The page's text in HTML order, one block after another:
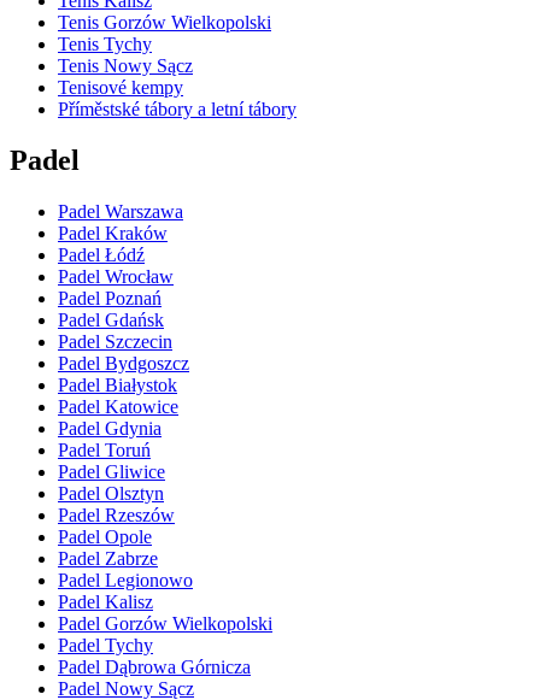
Tenis Gorzów Wielkopolski
Tenis Tychy
Tenis Nowy Sącz
Tenisové kempy
Příměstské tábory a letní tábory
Padel
Padel Warszawa
Padel Kraków
Padel Łódź
Padel Wrocław
Padel Poznań
Padel Gdańsk
Padel Szczecin
Padel Bydgoszcz
Padel Białystok
Padel Katowice
Padel Gdynia
Padel Toruń
Padel Gliwice
Padel Olsztyn
Padel Rzeszów
Padel Opole
Padel Zabrze
Padel Legionowo
Padel Kalisz
Padel Gorzów Wielkopolski
Padel Tychy
Padel Dąbrowa Górnicza
Padel Nowy Sącz